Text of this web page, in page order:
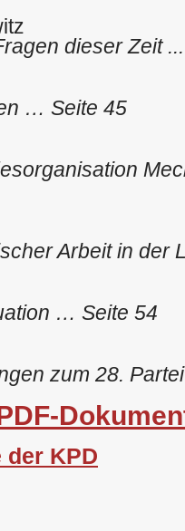
dieser Zeit
… Seite 45
Arbeit in der
… Seite 54
zum 28.
der KPD